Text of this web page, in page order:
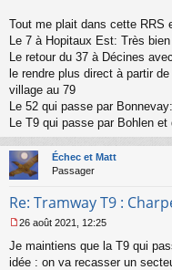
s
g
e
n
o
n
u
Tout me plait dans cette RRS
Le 7 à Hopitaux Est: Très
Le retour du 37 à Décines
le rendre plus direct à partir
village au 79
Le 52 qui passe par
Le T9 qui passe par Bohlen
Échec et Matt
Passager
Re: Tramway T9 :
e
s
26 août 2021, 12:25
Je maintiens que la T9 qui
idée : on va recasser un